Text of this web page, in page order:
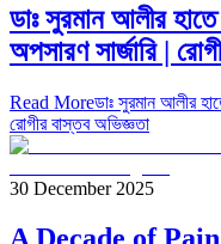
ডাঃ সুরমান আলীর
অপসারণ সার্জারি |
Read Moreডাঃ সুরমান আলীর
রোগীর বাস্তব অভিজ্ঞতা
30 December 2025